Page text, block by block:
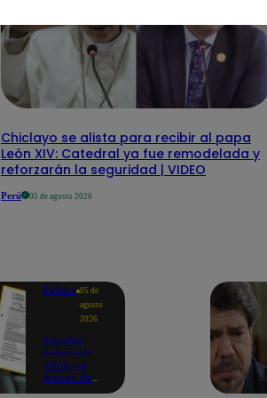
Chiclayo se alista para recibir al papa
León XIV: Catedral ya fue remodelada y
reforzarán la seguridad | VIDEO
Perú 05 de agosto 2026
Política 05 de
agosto
2026
Fiscalía
solicita 9
años y 4
meses de